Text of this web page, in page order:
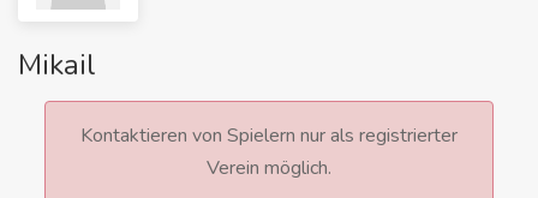
Mikail
Kontaktieren von Spielern nur als registrierter
Verein möglich.